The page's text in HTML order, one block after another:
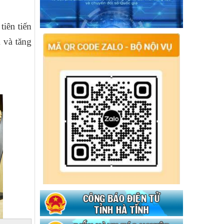
tiến
và tăng
Bộ Quốc phòng ban hành văn bản số
3132/HD-BQP hướng dẫn Bộ tiêu chí
quốc gia về xây dựng NTMi giai đoạn
2026-2030